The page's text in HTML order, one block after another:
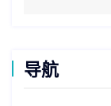
导航